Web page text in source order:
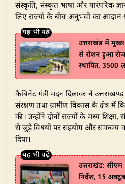
संस्कृति, संस्कृत भाषा और पारंपरिक
लिए राज्यों के बीच अनुभवों का आदान-
उत्तराखंड में
से रोशन हुआ
स्थापित, 3500
​कैबिनेट मंत्री मदन दिलावर ने उत्तराखण्ड
संरक्षण तथा ग्रामीण विकास के क्षेत्र में
की। उन्होंने दोनों राज्यों के मध्य
से जुड़े विषयों पर सहयोग और समन्वय
दिया।
उत्तराखंड: सीएम
निर्देश, 15